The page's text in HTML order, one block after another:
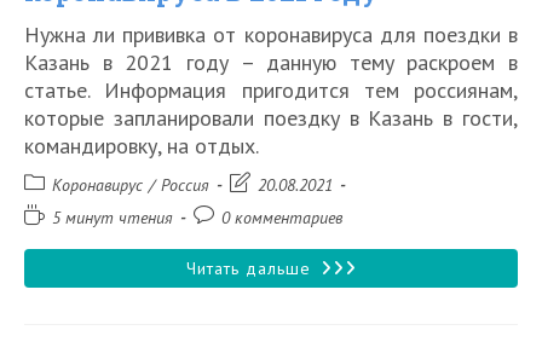
Нужна ли прививка от коронавируса для поездки в
Казань в 2021 году – данную тему раскроем в
статье. Информация пригодится тем россиянам,
которые запланировали поездку в Казань в гости,
командировку, на отдых.
Рубрика
записи:
Коронавирус / Россия
Запись
изменена:
20.08.2021
Время5 минут чтения
Комментарии
записи:
0 комментариев
Читать дальше Пустят